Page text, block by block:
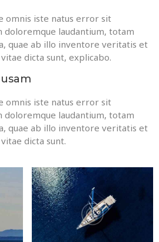
omnis iste natus error sit
doloremque laudantium, totam
quae ab illo inventore veritatis et
dicta sunt, explicabo.
omnis iste natus error sit
doloremque laudantium, totam
quae ab illo inventore veritatis et
dicta sunt.